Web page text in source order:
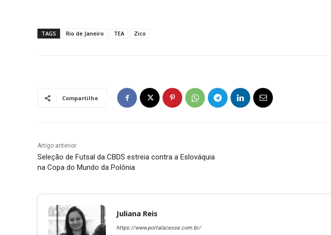
TAGS Rio de Janeiro TEA Zico
Compartilhe
Artigo anterior
Seleção de Futsal da CBDS estreia contra a Eslováquia
na Copa do Mundo da Polônia
Juliana Reis
https://www.portalacesse.com.br/